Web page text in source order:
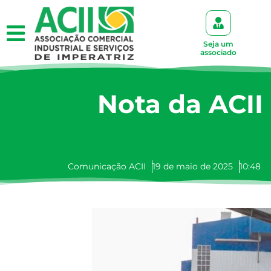
Seja um
associado
Nota da
Comunicação ACII 19 de maio de 2025 10:48